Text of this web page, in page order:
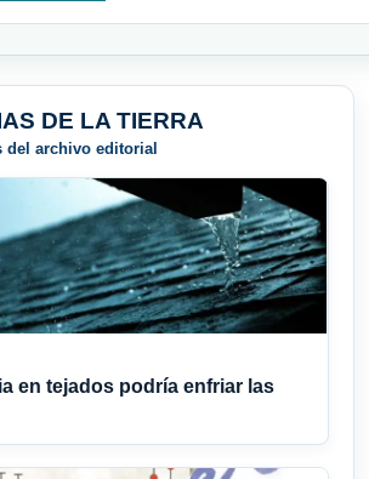
DE LA TIERRA
del archivo editorial
en tejados podría enfriar las